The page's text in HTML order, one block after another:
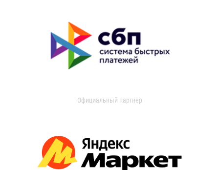
Официальный партнер